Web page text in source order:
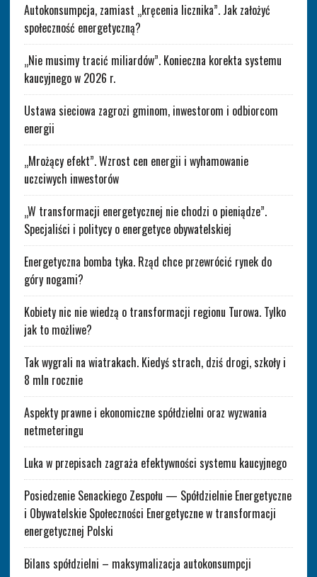
Autokonsumpcja, zamiast „kręcenia licznika”. Jak założyć
społeczność energetyczną?
„Nie musimy tracić miliardów”. Konieczna korekta systemu
kaucyjnego w 2026 r.
Ustawa sieciowa zagrozi gminom, inwestorom i odbiorcom
energii
„Mrożący efekt”. Wzrost cen energii i wyhamowanie
uczciwych inwestorów
„W transformacji energetycznej nie chodzi o pieniądze”.
Specjaliści i politycy o energetyce obywatelskiej
Energetyczna bomba tyka. Rząd chce przewrócić rynek do
góry nogami?
Kobiety nic nie wiedzą o transformacji regionu Turowa. Tylko
jak to możliwe?
Tak wygrali na wiatrakach. Kiedyś strach, dziś drogi, szkoły i
8 mln rocznie
Aspekty prawne i ekonomiczne spółdzielni oraz wyzwania
netmeteringu
Luka w przepisach zagraża efektywności systemu kaucyjnego
Posiedzenie Senackiego Zespołu — Spółdzielnie Energetyczne
i Obywatelskie Społeczności Energetyczne w transformacji
energetycznej Polski
Bilans spółdzielni – maksymalizacja autokonsumpcji